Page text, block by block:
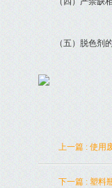
（五）脱色剂的
上一篇 : 使用
下一篇 : 塑料